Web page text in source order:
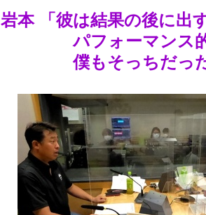
岩本 「彼は結果の後に出
パフォーマンス的
僕もそっちだっ